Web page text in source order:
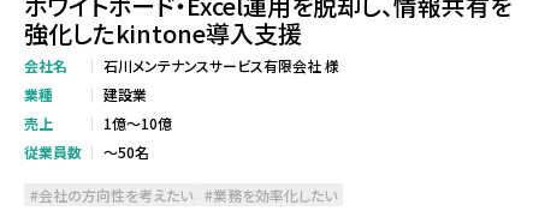
強化したkintone導入支援
会社名
石川メンテナンスサービス有限会社 様
業種
建設業
売上
1億～10億
従業員数
～50名
会社の方向性を考えたい 業務を効率化したい